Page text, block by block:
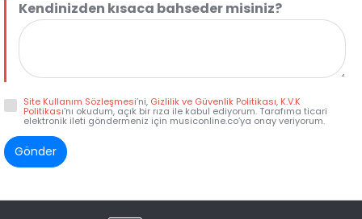
Kendinizden kısaca bahseder misiniz?
Site Kullanım Sözleşmesi’ni, Gizlilik ve Güvenlik Politikası, K.V.K
Politikası’nı okudum, açık bir rıza ile kabul ediyorum. Tarafıma ticari
elektronik ileti göndermeniz için musiconline.co’ya onay veriyorum.
Gönder